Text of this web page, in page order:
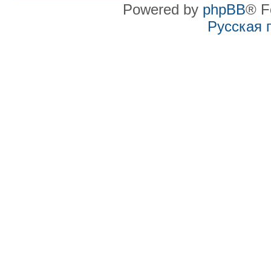
Powered by phpBB®
Русская